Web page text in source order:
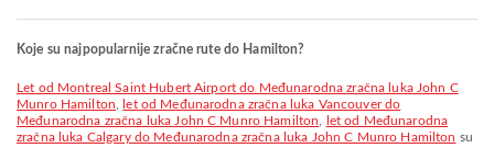
Koje su najpopularnije zračne rute do Hamilton?
let od Montreal Saint Hubert Airport do Međunarodna zračna luka John C
Munro Hamilton
let od Međunarodna zračna luka Vancouver do
Međunarodna zračna luka John C Munro Hamilton
let od Međunarodna
zračna luka Calgary do Međunarodna zračna luka John C Munro Hamilton su